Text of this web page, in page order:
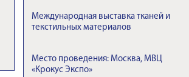
Международная выставка тканей и
текстильных материалов
Место проведения: Москва, МВЦ
«Крокус Экспо»